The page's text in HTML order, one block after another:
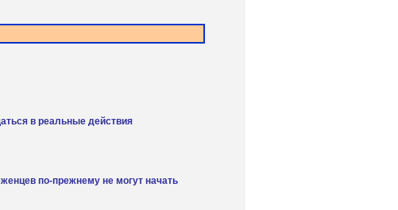
в реальные действия
по-прежнему не могут начать